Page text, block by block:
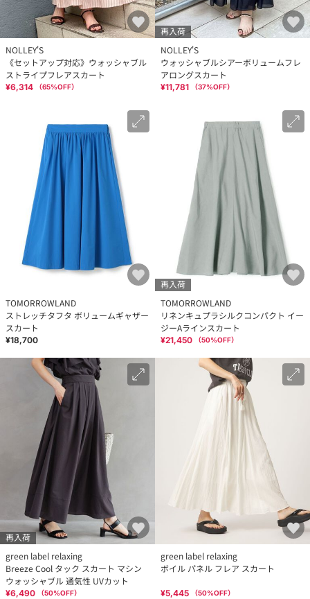
NOLLEY'S
《セットアップ対応》ウォッシャブル
ストライプフレアスカート
¥6,314 （65%OFF）
再入荷
NOLLEY'S
ウォッシャブルシアーボリュームフレ
アロングスカート
¥11,781 （37%OFF）
TOMORROWLAND
ストレッチタフタ ボリュームギャザー
スカート
¥18,700
再入荷
TOMORROWLAND
リネンキュプラシルクコンパクト イー
ジーAラインスカート
¥21,450 （50%OFF）
再入荷
green label relaxing
Breeze Cool タック スカート マシン
ウォッシャブル 通気性 UVカット
¥6,490 （50%OFF）
green label relaxing
ボイル パネル フレア スカート
¥5,445 （50%OFF）